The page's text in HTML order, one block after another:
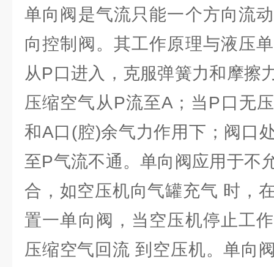
单向阀是气流只能一个方向流
向控制阀。其工作原理与液压
从P口进入，克服弹簧力和摩擦
压缩空气从P流至A；当P口无
和A口(腔)余气力作用下；阀口
至P气流不通。单向阀应用于不
合，如空压机向气罐充气 时，
置一单向阀，当空压机停止工
压缩空气回流 到空压机。单向